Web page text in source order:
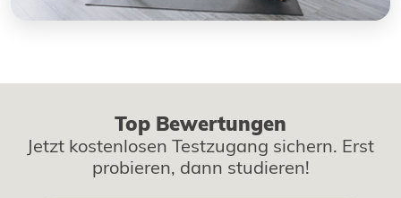
Top Bewertungen
Jetzt kostenlosen Testzugang sichern. Erst
probieren, dann studieren!